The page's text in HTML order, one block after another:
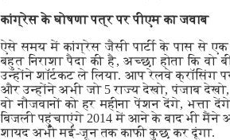
कांग्रेस के घोषणा पत्र पर पीएम का जवाब
ऐसे समय में कांग्रेस जैसी पार्टी के पास से एक
बहुत निराशा पैदा की है, अच्छा होता कि
उन्होंने शॉर्टकट ले लिया. आप रेलवे क्रॉसिंग पर
और उन्होंने अभी जो 5 राज्य देखो, पंजाब देखो,
वो नौजवानों को हर महीना पेंशन देंगे, भत्ता
बिजली पहुंचाएंगे 2014 में आने के बाद भी मैंने
शायद अभी मई-जून तक काफी कुछ कर दूंगा.